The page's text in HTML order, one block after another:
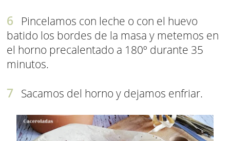
Pincelamos con leche o con el huevo
batido los bordes de la masa y metemos en
el horno precalentado a 180º durante 35
minutos.
Sacamos del horno y dejamos enfriar.